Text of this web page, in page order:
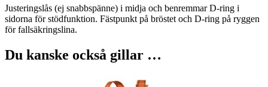
Justeringslås (ej snabbspänne) i midja och benremmar D-ring i
sidorna för stödfunktion. Fästpunkt på bröstet och D-ring på ryggen
för fallsäkringslina.
Du kanske också gillar …